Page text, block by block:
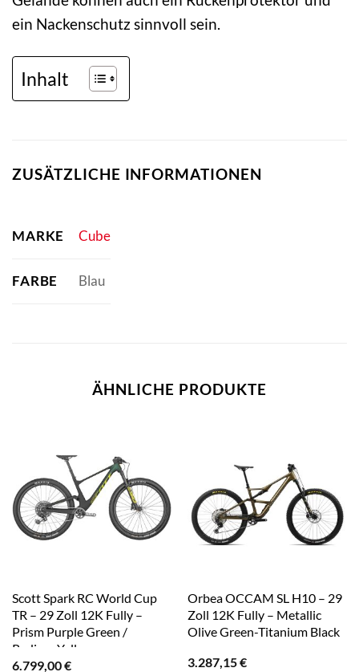
ein Nackenschutz sinnvoll sein.
Inhalt
ZUSÄTZLICHE INFORMATIONEN
MARKE Cube
FARBE Blau
ÄHNLICHE PRODUKTE
Scott Spark RC World Cup
TR – 29 Zoll 12K Fully –
Prism Purple Green /
Radium Yellow
6.799,00€
Orbea OCCAM SL H10 – 29
Zoll 12K Fully – Metallic
Olive Green-Titanium Black
3.287,15€